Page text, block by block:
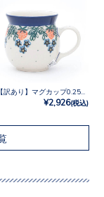
【訳あり】マグカップ0.25L No.721X
¥2,926(税込)